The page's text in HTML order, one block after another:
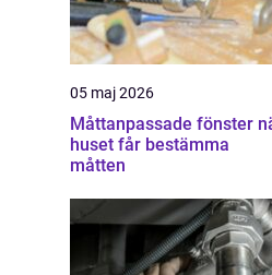
05 maj 2026
Måttanpassade fönster när
huset får bestämma
måtten